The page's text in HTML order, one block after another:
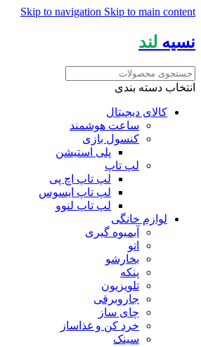
Skip to navigation Skip to main content
نسیه لند
انتخاب دسته بندی
کالای دیجیتال
ساعت هوشمند
کنسول بازی
پلی استیشن
لپ تاپ
لپ تاپ اچ پی
لپ تاپ ایسوس
لپ تاپ لنوو
لوازم خانگی
آبمیوه گیری
اتو
بخارشو
پنکه
تلویزیون
جاروبرقی
چای ساز
خرد کن و غذاساز
سینک